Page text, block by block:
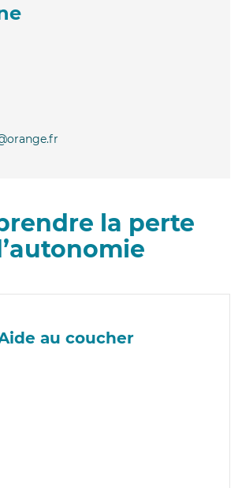
la perte
au coucher